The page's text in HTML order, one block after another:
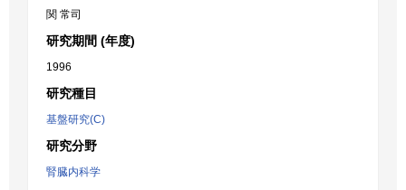
関 常司
研究期間 (年度)
1996
研究種目
基盤研究(C)
研究分野
腎臓内科学